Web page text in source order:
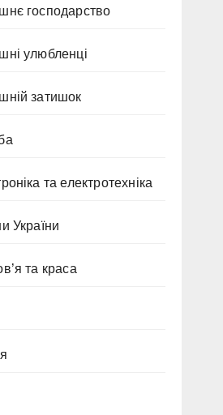
господарство
улюбленці
затишок
та електротехніка
України
та краса